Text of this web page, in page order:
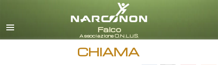
italiano
CHIAMA